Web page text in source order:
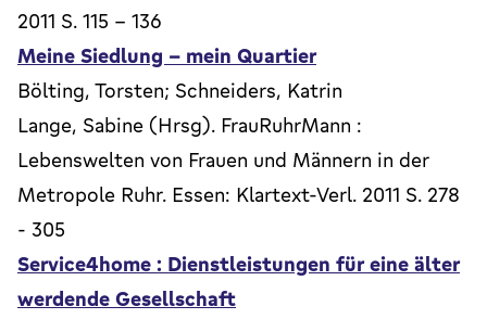
2011 S. 115 - 136
Meine Siedlung – mein Quartier
Bölting, Torsten; Schneiders, Katrin
Lange, Sabine (Hrsg). FrauRuhrMann :
Lebenswelten von Frauen und Männern in der
Metropole Ruhr. Essen: Klartext-Verl. 2011 S. 278
- 305
Service4home : Dienstleistungen für eine älter
werdende Gesellschaft